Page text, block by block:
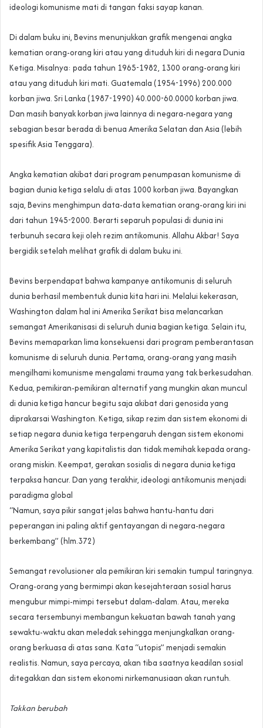
ideologi komunisme mati di tangan faksi sayap kanan.
Di dalam buku ini, Bevins menunjukkan grafik mengenai angka
kematian orang-orang kiri atau yang dituduh kiri di negara Dunia
Ketiga. Misalnya: pada tahun 1965-1982, 1300 orang-orang kiri
atau yang dituduh kiri mati. Guatemala (1954-1996) 200.000
korban jiwa. Sri Lanka (1987-1990) 40.000-60.0000 korban jiwa.
Dan masih banyak korban jiwa lainnya di negara-negara yang
sebagian besar berada di benua Amerika Selatan dan Asia (lebih
spesifik Asia Tenggara).
Angka kematian akibat dari program penumpasan komunisme di
bagian dunia ketiga selalu di atas 1000 korban jiwa. Bayangkan
saja, Bevins menghimpun data-data kematian orang-orang kiri ini
dari tahun 1945-2000. Berarti separuh populasi di dunia ini
terbunuh secara keji oleh rezim antikomunis. Allahu Akbar! Saya
bergidik setelah melihat grafik di dalam buku ini.
Bevins berpendapat bahwa kampanye antikomunis di seluruh
dunia berhasil membentuk dunia kita hari ini. Melalui kekerasan,
Washington dalam hal ini Amerika Serikat bisa melancarkan
semangat Amerikanisasi di seluruh dunia bagian ketiga. Selain itu,
Bevins memaparkan lima konsekuensi dari program pemberantasan
komunisme di seluruh dunia. Pertama, orang-orang yang masih
mengilhami komunisme mengalami trauma yang tak berkesudahan.
Kedua, pemikiran-pemikiran alternatif yang mungkin akan muncul
di dunia ketiga hancur begitu saja akibat dari genosida yang
diprakarsai Washington. Ketiga, sikap rezim dan sistem ekonomi di
setiap negara dunia ketiga terpengaruh dengan sistem ekonomi
Amerika Serikat yang kapitalistis dan tidak memihak kepada orang-
orang miskin. Keempat, gerakan sosialis di negara dunia ketiga
terpaksa hancur. Dan yang terakhir, ideologi antikomunis menjadi
paradigma global
“Namun, saya pikir sangat jelas bahwa hantu-hantu dari
peperangan ini paling aktif gentayangan di negara-negara
berkembang” (hlm.372)
Semangat revolusioner ala pemikiran kiri semakin tumpul taringnya.
Orang-orang yang bermimpi akan kesejahteraan sosial harus
mengubur mimpi-mimpi tersebut dalam-dalam. Atau, mereka
secara tersembunyi membangun kekuatan bawah tanah yang
sewaktu-waktu akan meledak sehingga menjungkalkan orang-
orang berkuasa di atas sana. Kata “utopis” menjadi semakin
realistis. Namun, saya percaya, akan tiba saatnya keadilan sosial
ditegakkan dan sistem ekonomi nirkemanusiaan akan runtuh.
Takkan berubah